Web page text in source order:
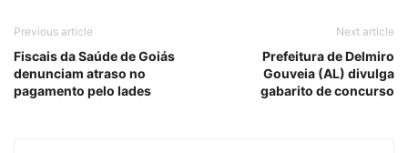
Previous article
Fiscais da Saúde de Goiás
denunciam atraso no
pagamento pelo Iades
Next article
Prefeitura de Delmiro
Gouveia (AL) divulga
gabarito de concurso